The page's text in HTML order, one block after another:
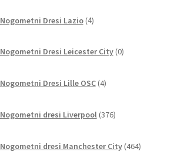
Nogometni Dresi Lazio 4izdelki
Nogometni Dresi Leicester City 0izdelkov
Nogometni Dresi Lille OSC 4izdelki
Nogometni dresi Liverpool 376izdelkov
Nogometni dresi Manchester City 464izdelkov